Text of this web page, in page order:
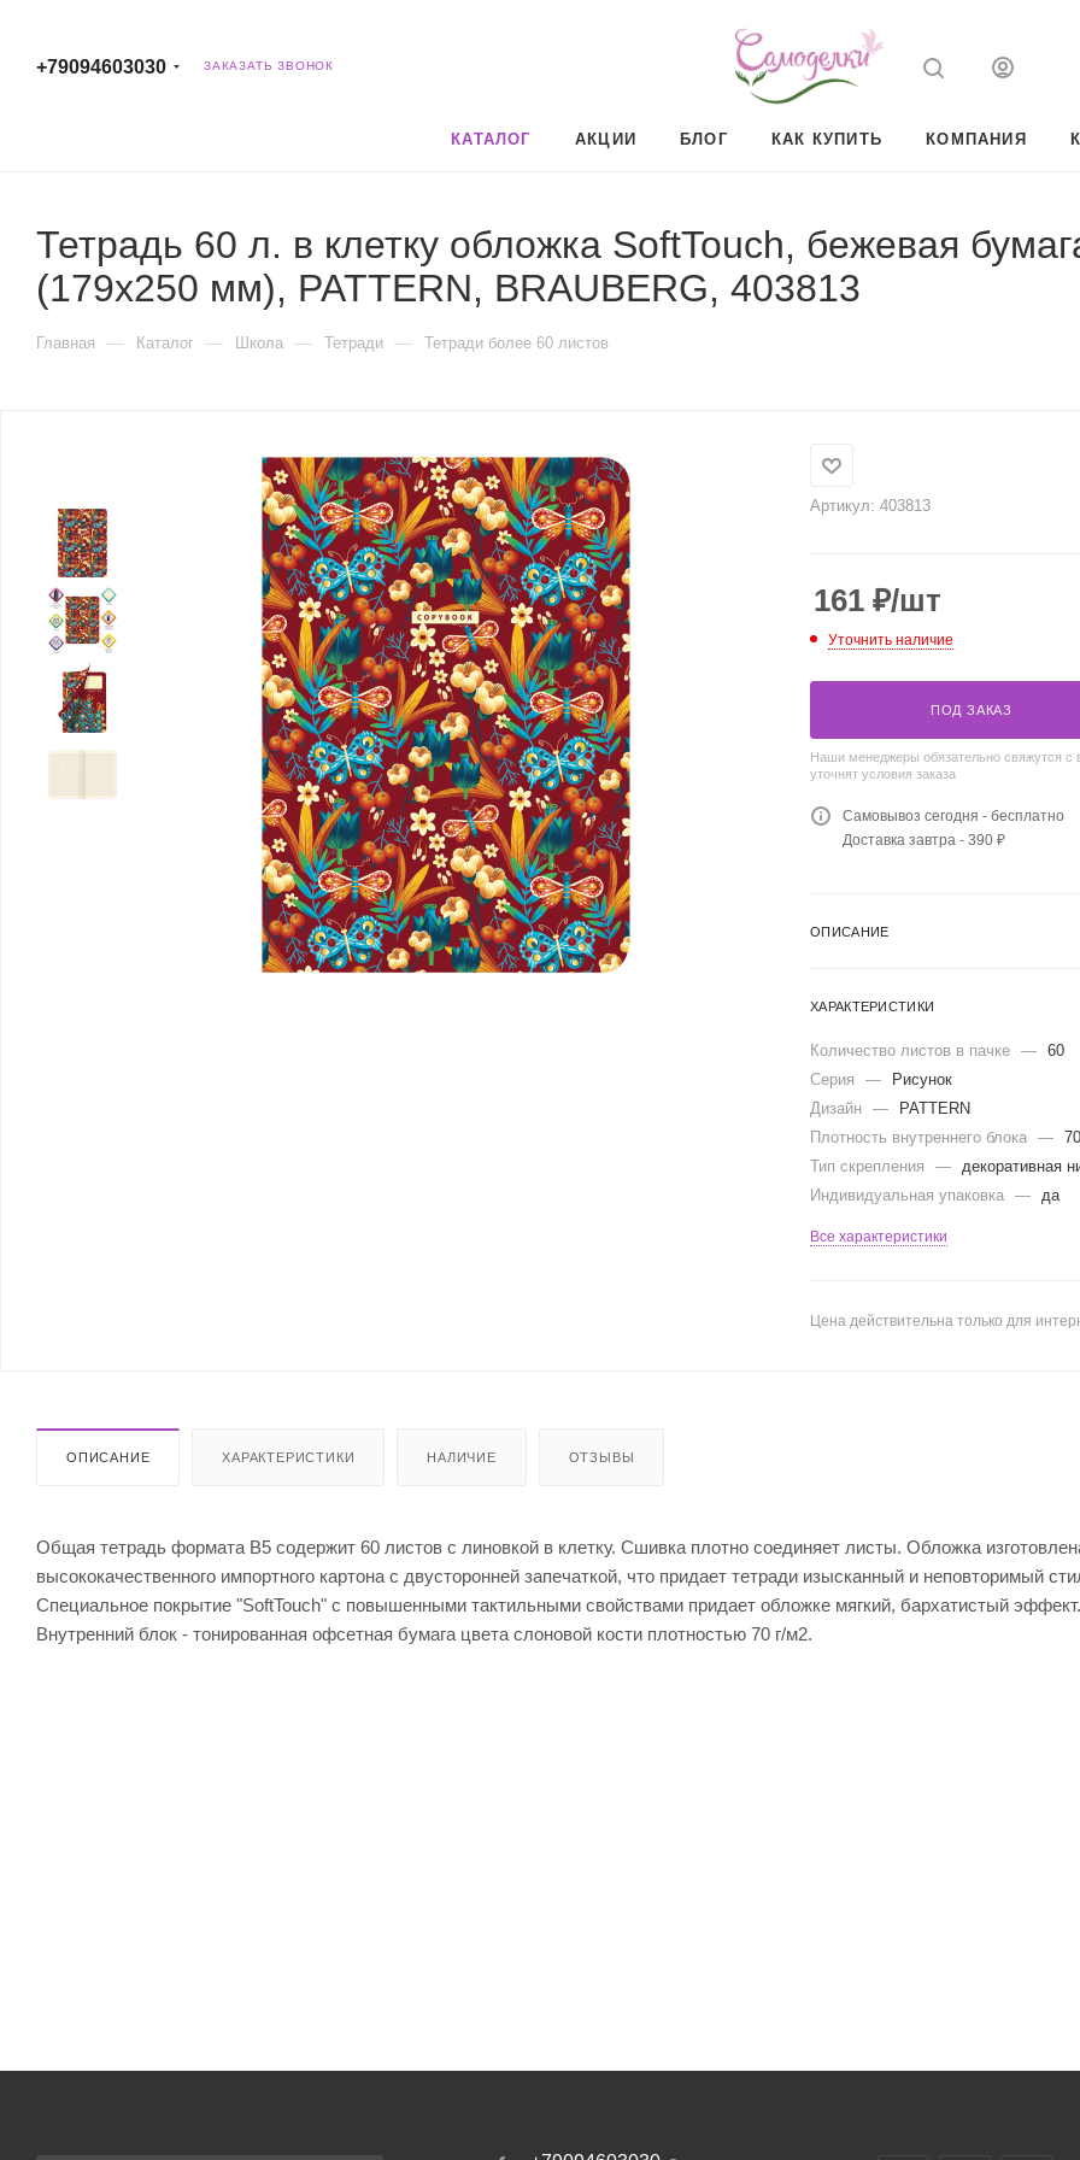
+79094603030 ЗАКАЗАТЬ ЗВОНОК
КАТАЛОГ АКЦИИ БЛОГ КАК КУПИТЬ КОМПАНИЯ
Тетрадь 60 л. в клетку обложка SoftTouch, бежевая
(179х250 мм), PATTERN, BRAUBERG, 403813
Главная — Каталог — Школа — Тетради — Тетради более 60 листов
Артикул: 403813
161 ₽/шт
Уточнить наличие
ПОД ЗАКАЗ
Наши менеджеры обязательно свяжутся с
уточнят условия заказа
Самовывоз сегодня - бесплатно
Доставка завтра - 390 ₽
ОПИСАНИЕ
ХАРАКТЕРИСТИКИ
Количество листов в пачке — 60
Серия
—
Рисунок
Дизайн —
PATTERN
Плотность внутреннего блока — 70
Тип скрепления
—
декоративная
Индивидуальная упаковка — да
Все характеристики
Цена действительна только для
ОПИСАНИЕ ХАРАКТЕРИСТИКИ НАЛИЧИЕ ОТЗЫВЫ
Общая тетрадь формата B5 содержит 60 листов с линовкой в клетку. Сшивка плотно соединяет листы. Обложка
высококачественного импортного картона с двусторонней запечаткой, что придает тетради изысканный и неповторимый
Специальное покрытие "SoftTouch" с повышенными тактильными свойствами придает обложке мягкий, бархатистый эффект.
Внутренний блок - тонированная офсетная бумага цвета слоновой кости плотностью 70 г/м2.